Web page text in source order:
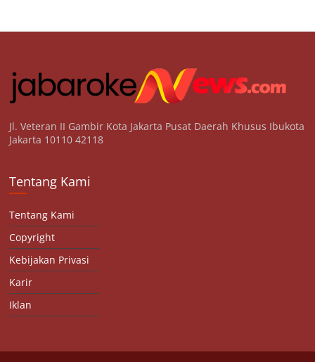
Jl. Veteran II Gambir Kota Jakarta Pusat Daerah Khusus Ibukota
Jakarta 10110 42118
Tentang Kami
Tentang Kami
Copyright
Kebijakan Privasi
Karir
Iklan